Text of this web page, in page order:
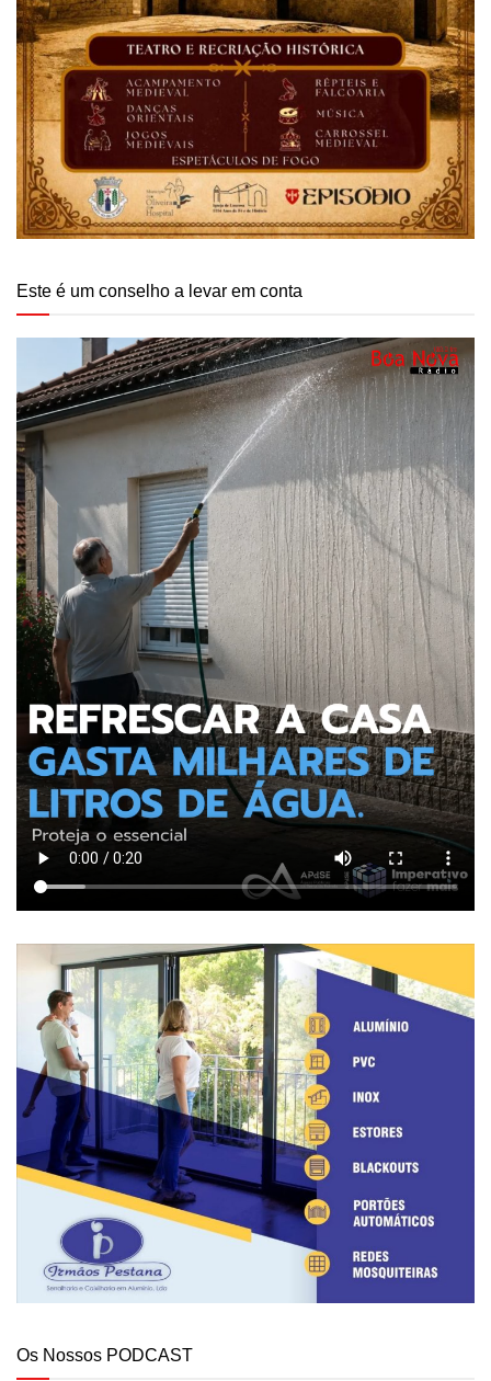
Este é um conselho a levar em conta
Os Nossos PODCAST